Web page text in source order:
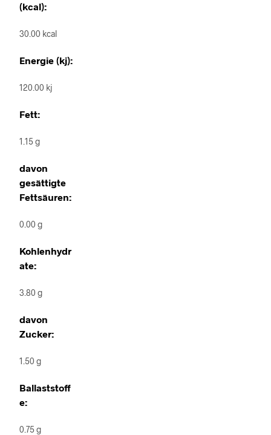
(kcal):
30.00 kcal
Energie (kj):
120.00 kj
Fett:
1.15 g
davon
gesättigte
Fettsäuren:
0.00 g
Kohlenhydr
ate:
3.80 g
davon
Zucker:
1.50 g
Ballaststoff
e:
0.75 g